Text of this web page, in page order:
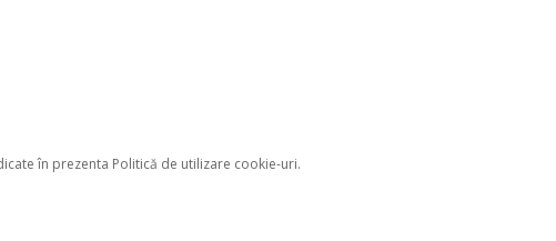
în prezenta Politică de utilizare cookie-uri.